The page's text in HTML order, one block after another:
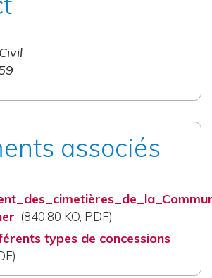
associés
840,80 KO , PDF
types de concessions